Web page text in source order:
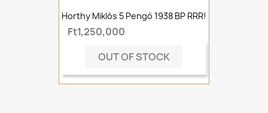
Horthy Miklós 5 Pengő 1938 BP RRR!
Ft1,250,000
OUT OF STOCK